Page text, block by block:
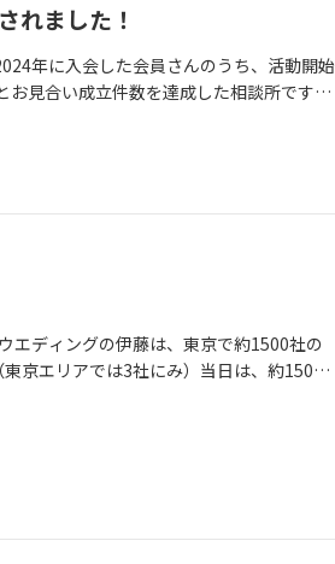
れました！
年に入会した会員さんのうち、活動開始
見合い成立件数を達成した相談所です。
らお見合いが組みづらい…今のお写真が
さが伝わらない…といったご相談をたく
るんじゃないかなとも感じてます。プロ
らオリジナルで熱量込めて作成してま
仲人次第！無料相談時に実際のプロフィ
話しするようにしていますので、ご入会
エディングの伊藤は、東京で約1500社の
京エリアでは3社にみ）当日は、約150社